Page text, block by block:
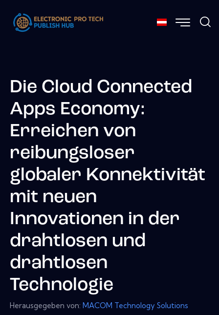
Die Cloud Connected
Apps Economy:
Erreichen von
reibungsloser
globaler Konnektivität
mit neuen
Innovationen in der
drahtlosen und
drahtlosen
Technologie
Herausgegeben von: MACOM Technology Solutions